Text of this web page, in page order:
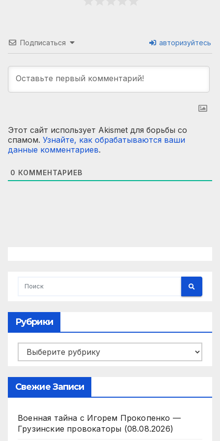
Подписаться авторизуйтесь
Этот сайт использует Akismet для борьбы со
спамом. Узнайте, как обрабатываются ваши
данные комментариев.
0 КОММЕНТАРИЕВ
Рубрики
Рубрики
Свежие Записи
Военная тайна с Игорем Прокопенко —
Грузинские провокаторы (08.08.2026)